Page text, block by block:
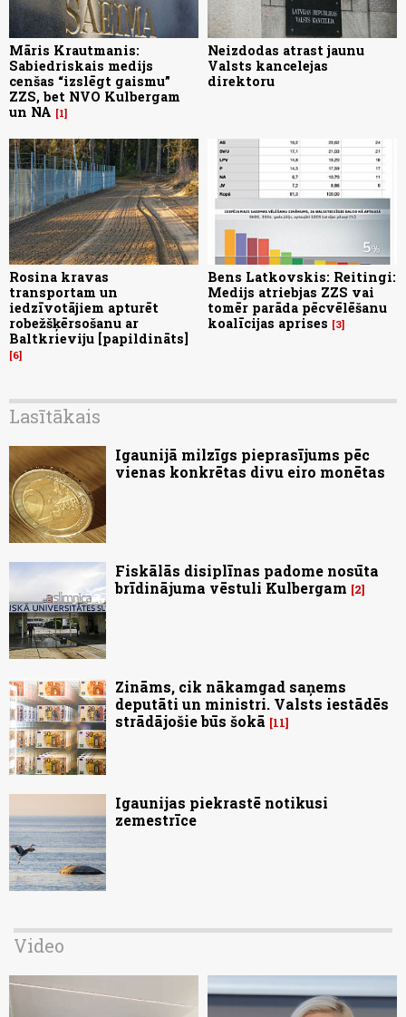
Māris Krautmanis:
Sabiedriskais medijs
cenšas “izslēgt gaismu”
ZZS, bet NVO Kulbergam
un NA
1
Neizdodas atrast jaunu
Valsts kancelejas
direktoru
Rosina kravas
transportam un
iedzīvotājiem apturēt
robežšķērsošanu ar
Baltkrieviju [papildināts]
6
Bens Latkovskis: Reitingi:
Medijs atriebjas ZZS vai
tomēr parāda pēcvēlēšanu
koalīcijas aprises
3
Lasītākais
Igaunijā milzīgs pieprasījums pēc
vienas konkrētas divu eiro monētas
Fiskālās disiplīnas padome nosūta
brīdinājuma vēstuli Kulbergam
2
Zināms, cik nākamgad saņems
deputāti un ministri. Valsts iestādēs
strādājošie būs šokā
11
Igaunijas piekrastē notikusi
zemestrīce
Video